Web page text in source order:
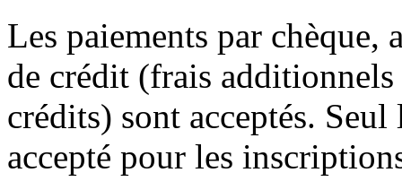
Les paiements par chèque,
de crédit (frais
crédits) sont acceptés.
accepté pour les